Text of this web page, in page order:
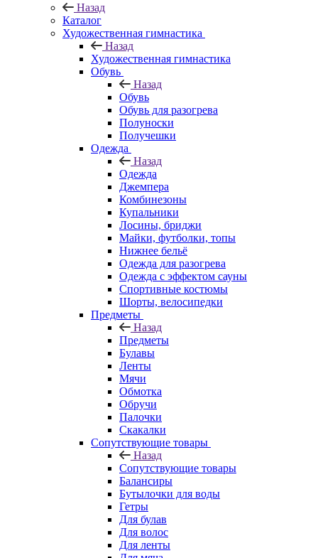
Назад
Каталог
Художественная гимнастика
Назад
Художественная гимнастика
Обувь
Назад
Обувь
Обувь для разогрева
Полуноски
Получешки
Одежда
Назад
Одежда
Джемпера
Комбинезоны
Купальники
Лосины, бриджи
Майки, футболки, топы
Нижнее бельё
Одежда для разогрева
Одежда с эффектом сауны
Спортивные костюмы
Шорты, велосипедки
Предметы
Назад
Предметы
Булавы
Ленты
Мячи
Обмотка
Обручи
Палочки
Скакалки
Сопутствующие товары
Назад
Сопутствующие товары
Балансиры
Бутылочки для воды
Гетры
Для булав
Для волос
Для ленты